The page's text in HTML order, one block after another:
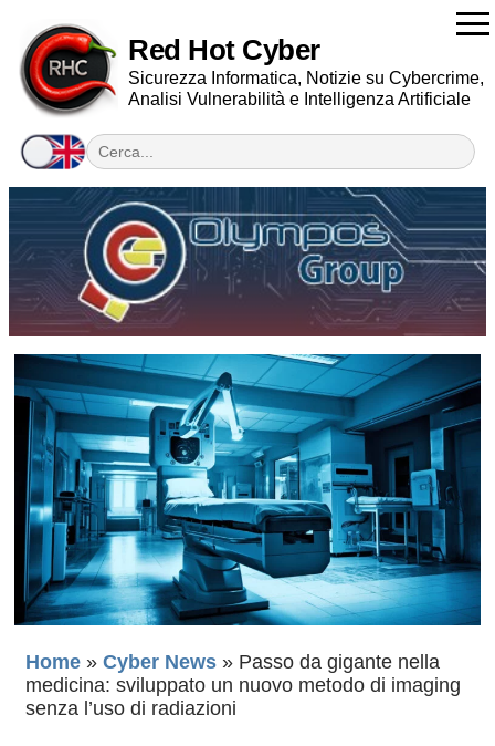
Red Hot Cyber
Sicurezza Informatica, Notizie su Cybercrime,
Analisi Vulnerabilità e Intelligenza Artificiale
Home » Cyber News » Passo da gigante nella
medicina: sviluppato un nuovo metodo di imaging
senza l’uso di radiazioni